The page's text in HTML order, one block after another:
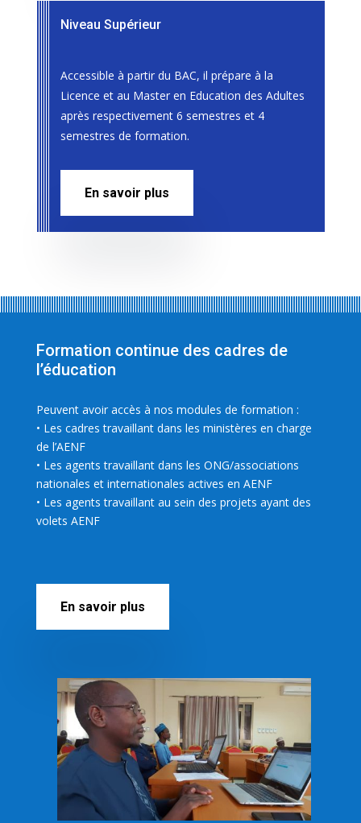
Niveau Supérieur
Accessible à partir du BAC, il prépare à la
Licence et au Master en Education des Adultes
après respectivement 6 semestres et 4
semestres de formation.
En savoir plus
Formation continue des cadres de
l’éducation
Peuvent avoir accès à nos modules de formation :
• Les cadres travaillant dans les ministères en charge
de l’AENF
• Les agents travaillant dans les ONG/associations
nationales et internationales actives en AENF
• Les agents travaillant au sein des projets ayant des
volets AENF
En savoir plus